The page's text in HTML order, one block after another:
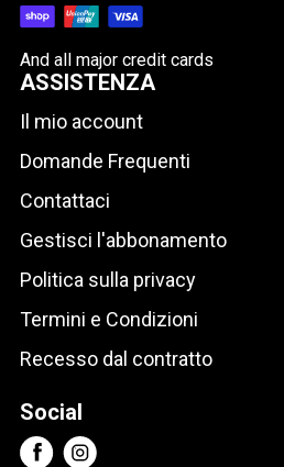
And all major credit cards
ASSISTENZA
Il mio account
Domande Frequenti
Contattaci
Gestisci l'abbonamento
Politica sulla privacy
Termini e Condizioni
Recesso dal contratto
Social